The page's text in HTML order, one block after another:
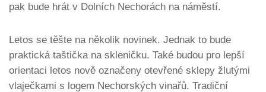
pak bude hrát v Dolních Nechorách na náměstí.
Letos se těšte na několik novinek. Jednak to bude
praktická taštička na skleničku. Také budou pro lepší
orientaci letos nově označeny otevřené sklepy žlutými
vlaječkami s logem Nechorských vinařů. Tradiční